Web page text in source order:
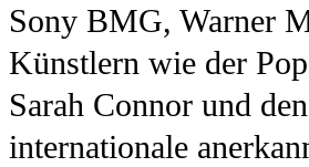
Sony BMG, Warner
Künstlern wie der
Sarah Connor und den
internationale